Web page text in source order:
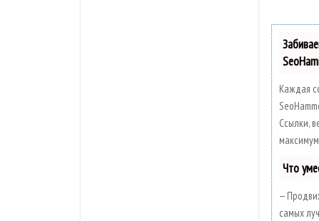
Каждая
Ссылки,
Что
—
самых